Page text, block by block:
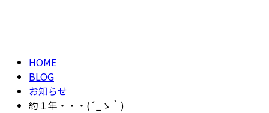
HOME
BLOG
お知らせ
約１年・・・(´_ゝ｀)